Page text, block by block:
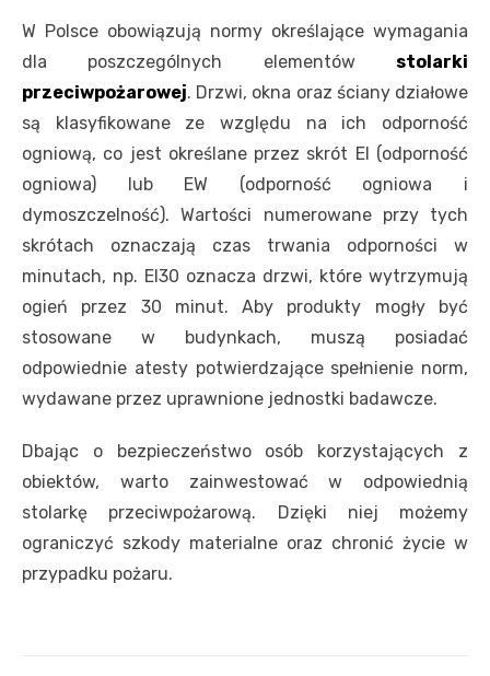
W Polsce obowiązują normy określające wymagania
dla poszczególnych elementów stolarki
przeciwpożarowej. Drzwi, okna oraz ściany działowe
są klasyfikowane ze względu na ich odporność
ogniową, co jest określane przez skrót EI (odporność
ogniowa) lub EW (odporność ogniowa i
dymoszczelność). Wartości numerowane przy tych
skrótach oznaczają czas trwania odporności w
minutach, np. EI30 oznacza drzwi, które wytrzymują
ogień przez 30 minut. Aby produkty mogły być
stosowane w budynkach, muszą posiadać
odpowiednie atesty potwierdzające spełnienie norm,
wydawane przez uprawnione jednostki badawcze.
Dbając o bezpieczeństwo osób korzystających z
obiektów, warto zainwestować w odpowiednią
stolarkę przeciwpożarową. Dzięki niej możemy
ograniczyć szkody materialne oraz chronić życie w
przypadku pożaru.